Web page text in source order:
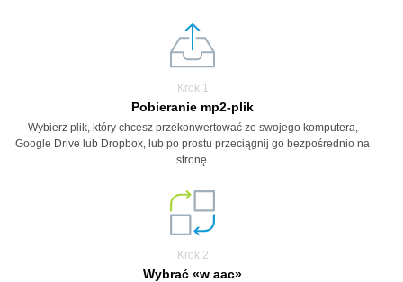
Krok 1
Pobieranie mp2-plik
Wybierz plik, który chcesz przekonwertować ze swojego komputera,
Google Drive lub Dropbox, lub po prostu przeciągnij go bezpośrednio na
stronę.
Krok 2
Wybrać «w aac»